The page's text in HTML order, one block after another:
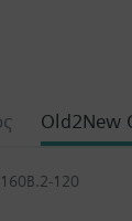
Old2New
120